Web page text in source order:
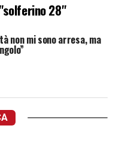
28"
non mi sono arresa, ma